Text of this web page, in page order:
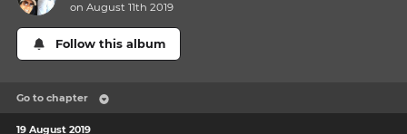
on August 11th 2019
Follow this album
Go to chapter
19 August 2019